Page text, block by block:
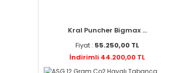
Kral Puncher Bigmax ...
Fiyat : 55.250,00 TL
İndirimli 44.200,00 TL